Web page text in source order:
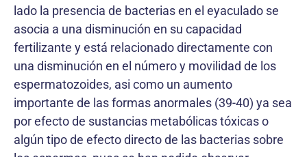
lado la presencia de bacterias en el eyaculado se
asocia a una disminución en su capacidad
fertilizante y está relacionado directamente con
una disminución en el número y movilidad de los
espermatozoides, asi como un aumento
importante de las formas anormales (39-40) ya sea
por efecto de sustancias metabólicas tóxicas o
algún tipo de efecto directo de las bacterias sobre